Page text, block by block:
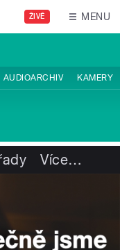
ŽIVĚ MENU
AUDIOARCHIV KAMERY
Více…